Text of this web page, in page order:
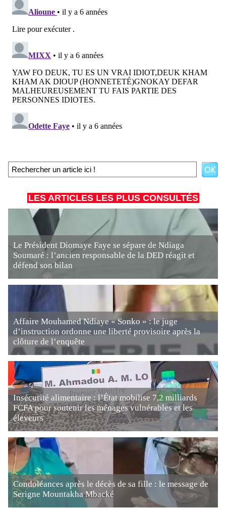
LES ARTICLES LES PLUS CONSULTÉS
Le Président Diomaye Faye se sépare de Ndiaga
Soumaré : l’ancien responsable de la DED réagit et
défend son bilan
Affaire Mouhamed Ndiaye « Sonko » : le juge
d’instruction ordonne une liberté provisoire après la
clôture de l’enquête
Insécurité alimentaire : l’État mobilise 7,2 milliards
FCFA pour soutenir les ménages vulnérables et les
éleveurs
Condoléances après le décès de sa fille : le message de
Serigne Mountakha Mbacké